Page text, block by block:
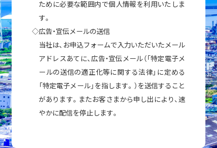
ために必要な範囲内で個人情報を利用いたしま
す。
◇広告・宣伝メールの送信
当社は、お申込フォームで入力いただいたメール
アドレスあてに、広告・宣伝メール（「特定電子メ
ールの送信の適正化等に関する法律」に定める
「特定電子メール」を指します。）を送信すること
があります。またお客さまから申し出により、速
やかに配信を停止します。